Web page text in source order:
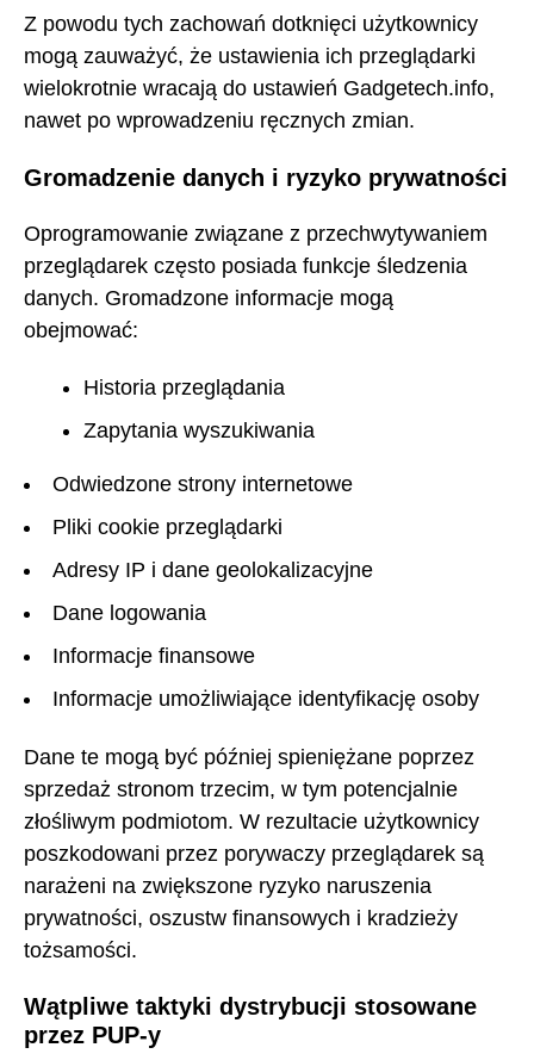
Z powodu tych zachowań dotknięci użytkownicy
mogą zauważyć, że ustawienia ich przeglądarki
wielokrotnie wracają do ustawień Gadgetech.info,
nawet po wprowadzeniu ręcznych zmian.
Gromadzenie danych i ryzyko prywatności
Oprogramowanie związane z przechwytywaniem
przeglądarek często posiada funkcje śledzenia
danych. Gromadzone informacje mogą
obejmować:
Historia przeglądania
Zapytania wyszukiwania
Odwiedzone strony internetowe
Pliki cookie przeglądarki
Adresy IP i dane geolokalizacyjne
Dane logowania
Informacje finansowe
Informacje umożliwiające identyfikację osoby
Dane te mogą być później spieniężane poprzez
sprzedaż stronom trzecim, w tym potencjalnie
złośliwym podmiotom. W rezultacie użytkownicy
poszkodowani przez porywaczy przeglądarek są
narażeni na zwiększone ryzyko naruszenia
prywatności, oszustw finansowych i kradzieży
tożsamości.
Wątpliwe taktyki dystrybucji stosowane
przez PUP-y